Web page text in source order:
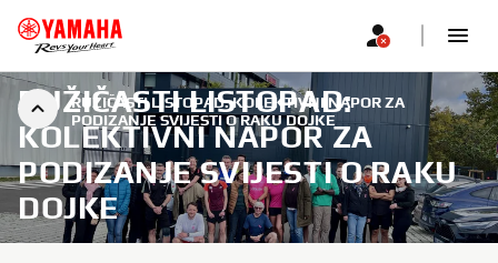
RUŽIČASTI LISTOPAD: KOLEKTIVNI NAPOR ZA
PODIZANJE SVIJESTI O RAKU DOJKE
RUŽIČASTI LISTOPAD:
KOLEKTIVNI NAPOR ZA
PODIZANJE SVIJESTI O RAKU
DOJKE